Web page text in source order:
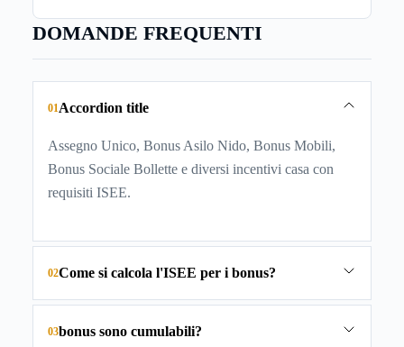
DOMANDE FREQUENTI
01 Accordion title
Assegno Unico, Bonus Asilo Nido, Bonus Mobili,
Bonus Sociale Bollette e diversi incentivi casa con
requisiti ISEE.
02Come si calcola l'ISEE per i bonus?
03bonus sono cumulabili?